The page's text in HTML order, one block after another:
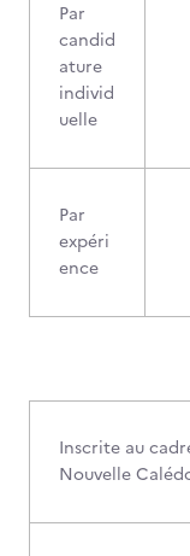
Par
candid
ature
individ
uelle
Par
expéri
ence
Inscrite au
Nouvelle